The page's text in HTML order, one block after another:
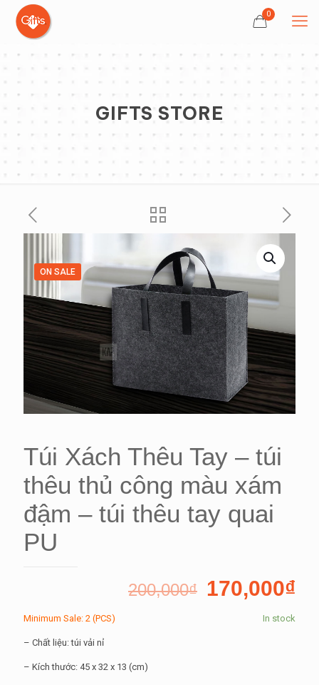
0
GIFTS STORE
ON SALE
Túi Xách Thêu Tay – túi
thêu thủ công màu xám
đậm – túi thêu tay quai
PU
200,000₫ 170,000₫
Minimum Sale: 2 (PCS)
– Chất liệu: túi vải nỉ
– Kích thước: 45 x 32 x 13 (cm)
In stock